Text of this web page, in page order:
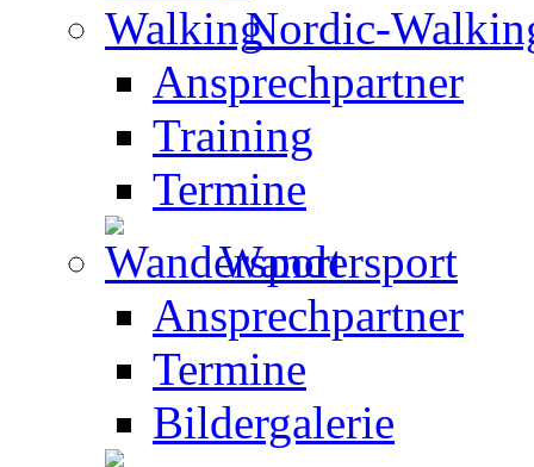
Nordic-
Ansprechpartner
Training
Termine
Wandersport
Ansprechpartner
Termine
Bildergalerie